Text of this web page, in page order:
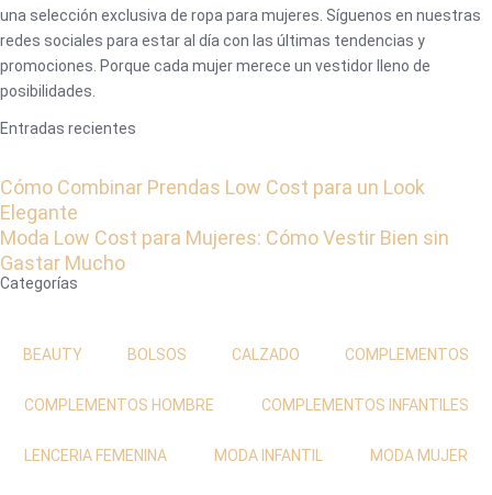
una selección exclusiva de ropa para mujeres. Síguenos en nuestras
redes sociales para estar al día con las últimas tendencias y
promociones. Porque cada mujer merece un vestidor lleno de
posibilidades.
Entradas recientes
Cómo Combinar Prendas Low Cost para un Look
Elegante
Moda Low Cost para Mujeres: Cómo Vestir Bien sin
Gastar Mucho
Categorías
BEAUTY BOLSOS CALZADO COMPLEMENTOS
COMPLEMENTOS HOMBRE COMPLEMENTOS INFANTILES
LENCERIA FEMENINA MODA INFANTIL MODA MUJER